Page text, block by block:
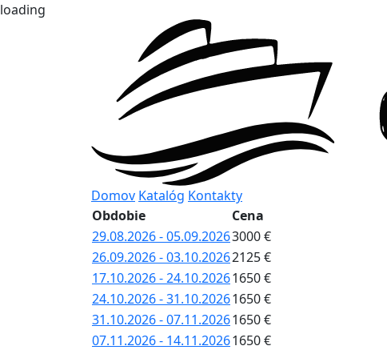
loading
Domov Katalóg Kontakty
Obdobie
Cena
29.08.2026 - 05.09.20263000 €
26.09.2026 - 03.10.20262125 €
17.10.2026 - 24.10.20261650 €
24.10.2026 - 31.10.20261650 €
31.10.2026 - 07.11.20261650 €
07.11.2026 - 14.11.20261650 €